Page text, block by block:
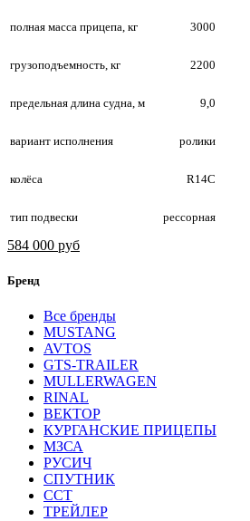
полная масса прицепа, кг 3000
грузоподъемность, кг 2200
предельная длина судна, м 9,0
вариант исполнения ролики
колёса R14С
тип подвески рессорная
584 000 руб
Бренд
Все бренды
MUSTANG
AVTOS
GTS-TRAILER
MULLERWAGEN
RINAL
ВЕКТОР
КУРГАНСКИЕ ПРИЦЕПЫ
МЗСА
РУСИЧ
СПУТНИК
ССТ
ТРЕЙЛЕР